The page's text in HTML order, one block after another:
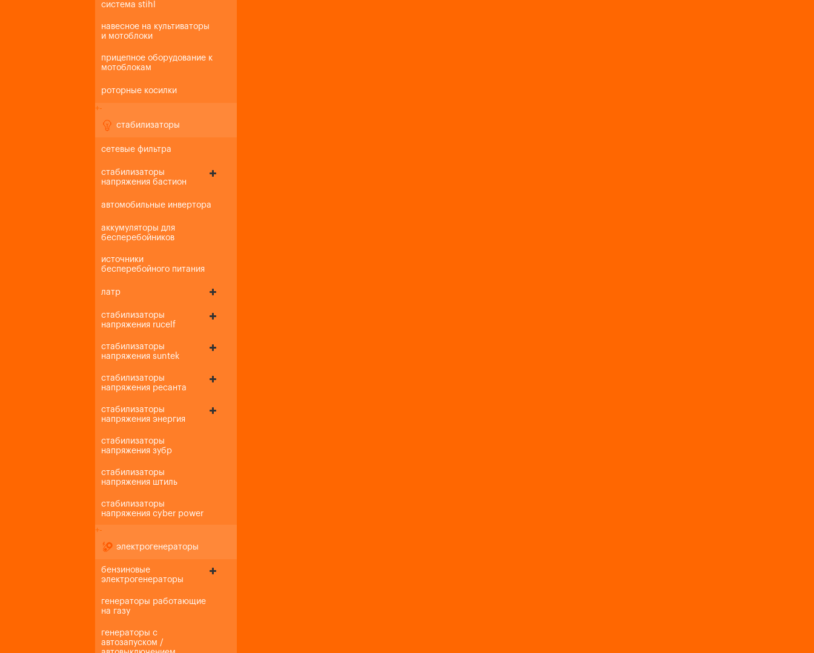
система stihl
навесное на культиваторы
и мотоблоки
прицепное оборудование к
мотоблокам
роторные косилки
+-
стабилизаторы
сетевые фильтра
стабилизаторы
напряжения бастион
автомобильные инвертора
аккумуляторы для
бесперебойников
источники
бесперебойного питания
латр
стабилизаторы
напряжения rucelf
стабилизаторы
напряжения suntek
стабилизаторы
напряжения ресанта
стабилизаторы
напряжения энергия
стабилизаторы
напряжения зубр
стабилизаторы
напряжения штиль
стабилизаторы
напряжения cyber power
+-
электрогенераторы
бензиновые
электрогенераторы
генераторы работающие
на газу
генераторы с
автозапуском /